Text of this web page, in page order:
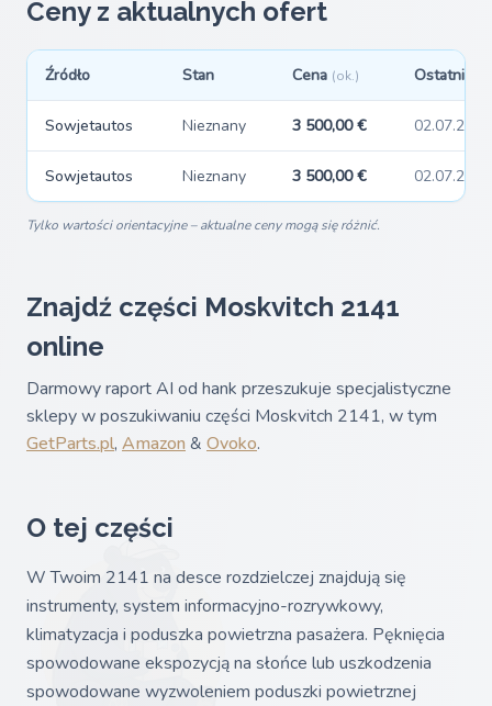
Ceny z aktualnych ofert
Źródło Stan Cena (ok.) Ostatnio
Sowjetautos Nieznany 3 500,00 € 02.07.2026
Sowjetautos Nieznany 3 500,00 € 02.07.2026
Tylko wartości orientacyjne – aktualne ceny mogą się różnić.
Znajdź części Moskvitch 2141
online
Darmowy raport AI od hank przeszukuje specjalistyczne
sklepy w poszukiwaniu części Moskvitch 2141, w tym
GetParts.pl, Amazon & Ovoko.
O tej części
W Twoim 2141 na desce rozdzielczej znajdują się
instrumenty, system informacyjno-rozrywkowy,
klimatyzacja i poduszka powietrzna pasażera. Pęknięcia
spowodowane ekspozycją na słońce lub uszkodzenia
spowodowane wyzwoleniem poduszki powietrznej